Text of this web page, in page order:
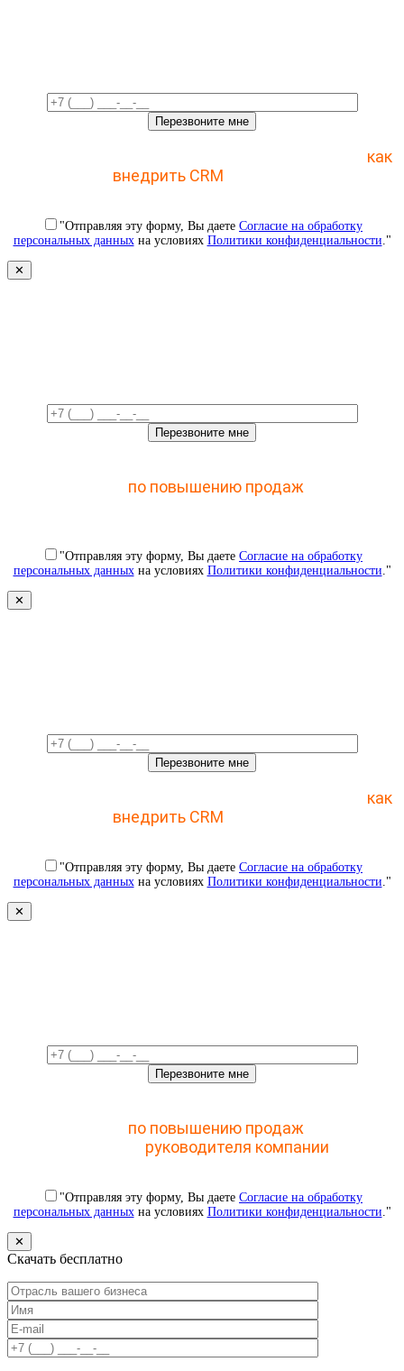
как
внедрить CRM
"Отправляя эту форму, Вы даете Согласие на обработку
персональных данныхна условиях Политики конфиденциальности."
✕
по повышению продаж
"Отправляя эту форму, Вы даете Согласие на обработку
персональных данныхна условиях Политики конфиденциальности."
✕
как
внедрить CRM
"Отправляя эту форму, Вы даете Согласие на обработку
персональных данныхна условиях Политики конфиденциальности."
✕
по повышению продаж
руководителя компании
"Отправляя эту форму, Вы даете Согласие на обработку
персональных данныхна условиях Политики конфиденциальности."
✕
Скачать бесплатно